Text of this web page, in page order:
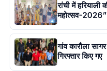
रांची में
महोत्सव-2026”
गांव कारौला
गिरफ्तार किए गए